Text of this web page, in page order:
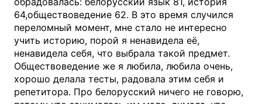
64,обществоведение 62. В это время случился
переломный момент, мне стало не интересно
учить историю, порой я ненавидела её,
ненавидела себя, что выбрала такой предмет.
Обществоведение же я любила, любила очень,
хорошо делала тесты, радовала этим себя и
репетитора. Про белорусский ничего не говорю,